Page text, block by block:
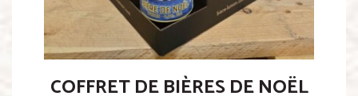
COFFRET DE BIÈRES DE NOËL